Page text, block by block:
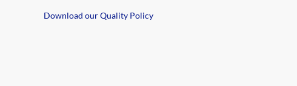
Download our Quality Policy